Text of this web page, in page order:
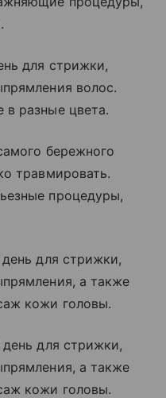
для стрижки,
волос.
разные цвета.
бережного
травмировать.
процедуры,
для стрижки,
а также
кожи головы.
для стрижки,
а также
кожи головы.